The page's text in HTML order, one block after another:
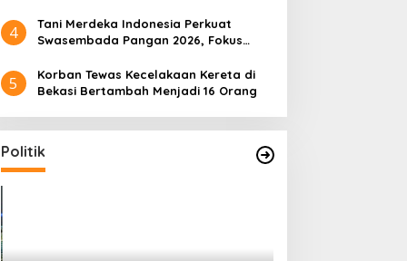
4
Tani Merdeka Indonesia Perkuat
Swasembada Pangan 2026, Fokus
5
Korban Tewas Kecelakaan Kereta di
Bekasi Bertambah Menjadi 16 Orang
Politik